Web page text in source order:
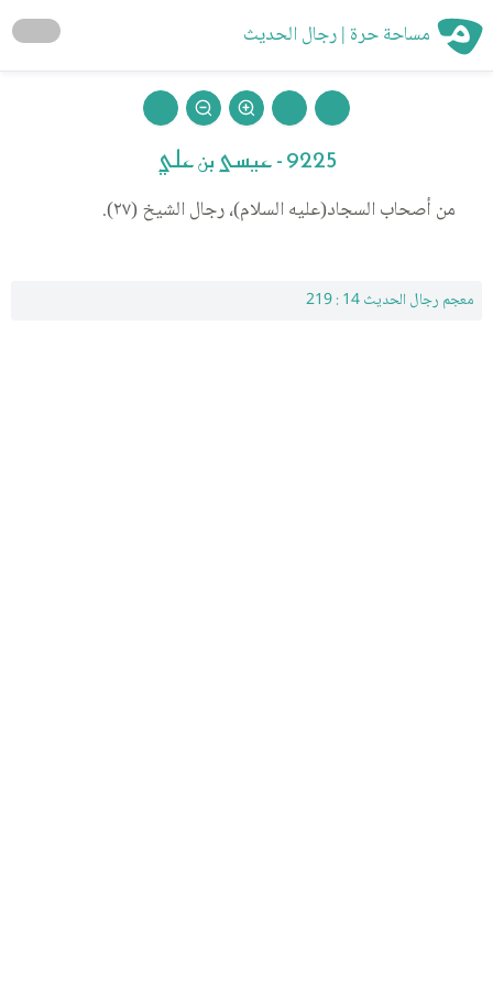
مساحة حرة | رجال الحديث
9225 - عيسى بن علي
من أصحاب السجاد(عليه السلام)، رجال الشيخ (٢٧).
معجم رجال الحديث 14 : 219